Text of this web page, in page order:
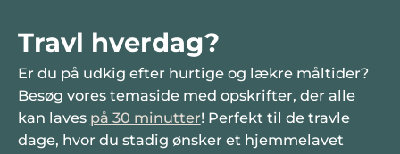
Travl hverdag?
Er du på udkig efter hurtige og lækre måltider?
Besøg vores temaside med opskrifter, der alle
kan laves på 30 minutter! Perfekt til de travle
dage, hvor du stadig ønsker et hjemmelavet